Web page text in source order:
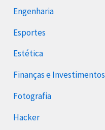
Engenharia
Esportes
Estética
Finanças e Investimentos
Fotografia
Hacker